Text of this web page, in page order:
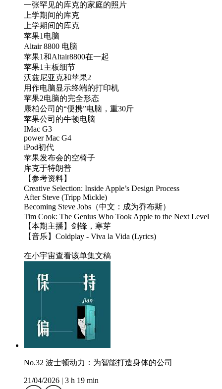
一张罕见的库克的家庭的照片
上学期间的库克
上学期间的库克
苹果1电脑
Altair 8800 电脑
苹果1和Altair8800在一起
苹果1主板细节
沃兹尼亚克和苹果2
用作电脑显示终端的打印机
苹果2电脑的完全形态
康柏公司的“便携”电脑，重30斤
苹果公司的牛顿电脑
IMac G3
power Mac G4
iPod初代
苹果发布会的空椅子
库克于特朗普
【参考资料】
Creative Selection: Inside Apple’s Design Process
After Steve (Tripp Mickle)
Becoming Steve Jobs（中文：成为乔布斯）
Tim Cook: The Genius Who Took Apple to the Next Level
【本期主播】剑锋，寒芽
【音乐】Coldplay - Viva la Vida (Lyrics)
在小宇宙查看该单集文稿
No.32 波士顿动力：为智能打造身体的公司
21/04/2026 3 h 19 min